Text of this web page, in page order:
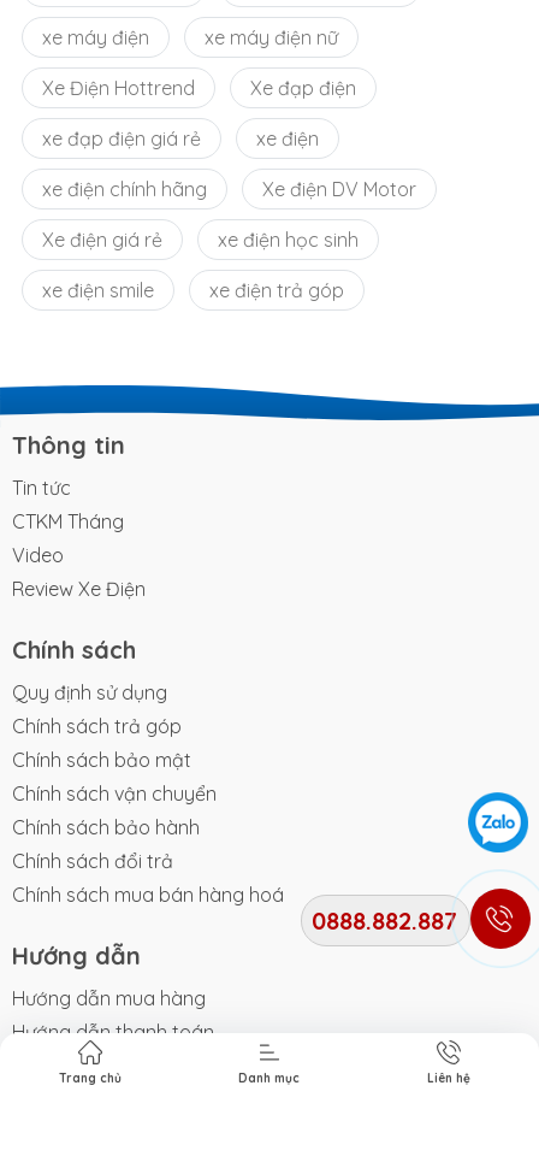
xe máy điện xe máy điện nữ
Xe Điện Hottrend Xe đạp điện
xe đạp điện giá rẻ xe điện
xe điện chính hãng Xe điện DV Motor
Xe điện giá rẻ xe điện học sinh
xe điện smile xe điện trả góp
Thông tin
Tin tức
CTKM Tháng
Video
Review Xe Điện
Chính sách
Quy định sử dụng
Chính sách trả góp
Chính sách bảo mật
Chính sách vận chuyển
Chính sách bảo hành
Chính sách đổi trả
Chính sách mua bán hàng hoá
Hướng dẫn
Hướng dẫn mua hàng
Hướng dẫn thanh toán
Hướng dẫn giao nhận
0888.882.887
Trang chủ Danh mục Liên hệ